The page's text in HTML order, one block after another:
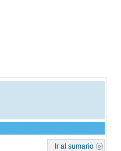
Ir al sumario